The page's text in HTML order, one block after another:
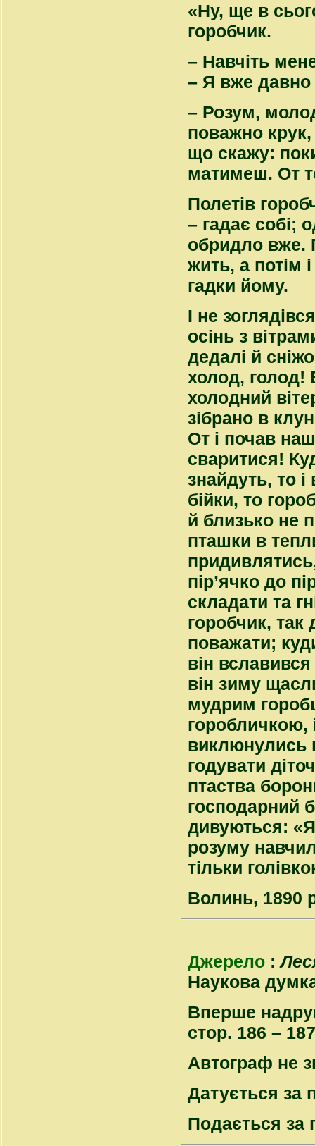
«Ну, ще в
горобчик.
– Навчіть
– Я вже давно
– Розум,
поважно крук,
що скажу:
матимеш. От
Полетів
– гадає собі;
обридло вже.
жить, а потім
гадки йому.
І не
осінь з
дедалі й
холод, голод!
холодний
зібрано в
От і почав
сваритися!
знайдуть, то
бійки, то
й близько не
пташки в
пір’ячко до
складати та
горобчик, так
поважати;
він
він зиму
мудрим
горобличкою,
виклюнулись
годувати
птаства
господарний
дивуються:
розуму
тільки
Волинь, 1890
Джерело :
Наукова
Вперше
стор. 186 –
Автограф не
Датується за
Подається